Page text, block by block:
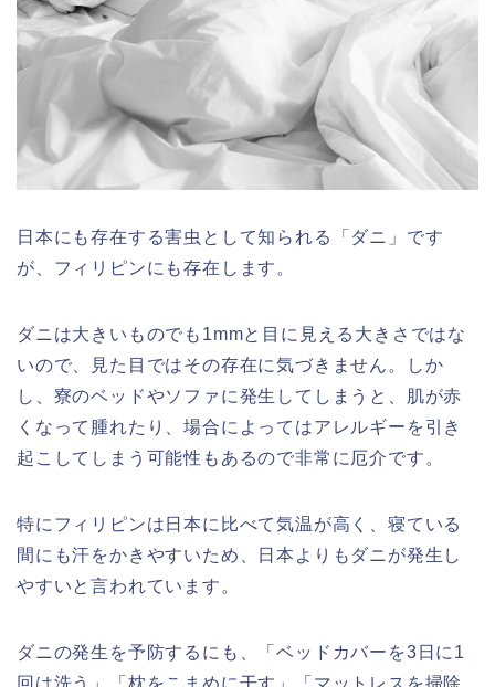
日本にも存在する害虫として知られる「ダニ」です
が、フィリピンにも存在します。
ダニは大きいものでも1mmと目に見える大きさではな
いので、見た目ではその存在に気づきません。しか
し、寮のベッドやソファに発生してしまうと、肌が赤
くなって腫れたり、場合によってはアレルギーを引き
起こしてしまう可能性もあるので非常に厄介です。
特にフィリピンは日本に比べて気温が高く、寝ている
間にも汗をかきやすいため、日本よりもダニが発生し
やすいと言われています。
ダニの発生を予防するにも、「ベッドカバーを3日に1
回は洗う」「枕をこまめに干す」「マットレスを掃除